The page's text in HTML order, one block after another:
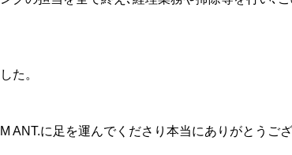
た。
ANT.に足を運んでくださり本当にありがとうござ